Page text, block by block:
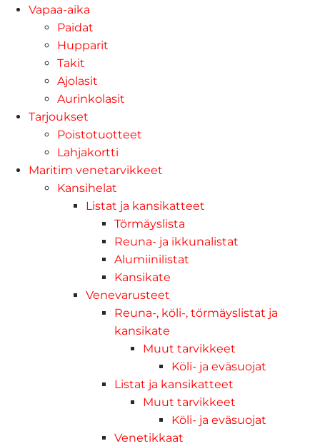
Vapaa-aika
Paidat
Hupparit
Takit
Ajolasit
Aurinkolasit
Tarjoukset
Poistotuotteet
Lahjakortti
Maritim venetarvikkeet
Kansihelat
Listat ja kansikatteet
Törmäyslista
Reuna- ja ikkunalistat
Alumiinilistat
Kansikate
Venevarusteet
Reuna-, köli-, törmäyslistat ja
kansikate
Muut tarvikkeet
Köli- ja eväsuojat
Listat ja kansikatteet
Muut tarvikkeet
Köli- ja eväsuojat
Venetikkaat